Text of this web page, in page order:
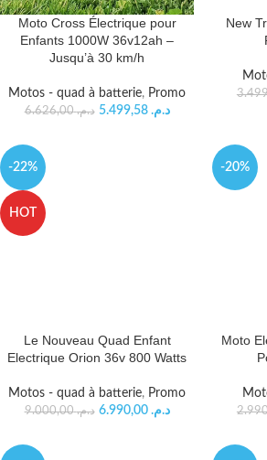
Moto Cross Électrique pour
Enfants 1000W 36v12ah –
Jusqu’à 30 km/h
Motos - quad à batterie, Promo
د.م.6.626,00 د.م. 5.499,58
New
-22%
HOT
Le Nouveau Quad Enfant
Electrique Orion 36v 800 Watts
Motos - quad à batterie, Promo
د.م.9.000,00 د.م. 6.990,00
-20%
Moto